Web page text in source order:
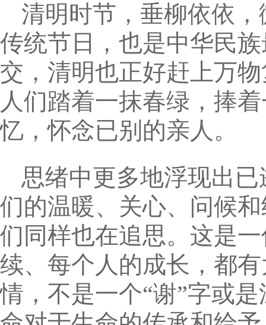
清明时节，垂柳依依
传统节日，也是中华民
交，清明也正好赶上万
人们踏着一抹春绿，捧
忆，怀念已别的亲人。
思绪中更多地浮现出
们的温暖、关心、问候
们同样也在追思。这是
续、每个人的成长，都
情，不是一个“谢”字或